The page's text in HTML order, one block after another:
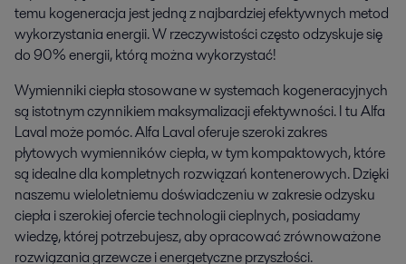
temu kogeneracja jest jedną z najbardziej efektywnych metod
wykorzystania energii. W rzeczywistości często odzyskuje się
do 90% energii, którą można wykorzystać!
Wymienniki ciepła stosowane w systemach kogeneracyjnych
są istotnym czynnikiem maksymalizacji efektywności. I tu Alfa
Laval może pomóc. Alfa Laval oferuje szeroki zakres
płytowych wymienników ciepła, w tym kompaktowych, które
są idealne dla kompletnych rozwiązań kontenerowych. Dzięki
naszemu wieloletniemu doświadczeniu w zakresie odzysku
ciepła i szerokiej ofercie technologii cieplnych, posiadamy
wiedzę, której potrzebujesz, aby opracować zrównoważone
rozwiązania grzewcze i energetyczne przyszłości.